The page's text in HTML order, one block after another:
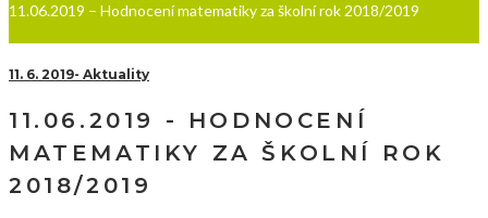
11.06.2019 – Hodnocení matematiky za školní rok 2018/2019
11. 6. 2019 Aktuality
11.06.2019 - HODNOCENÍ
MATEMATIKY ZA ŠKOLNÍ ROK
2018/2019